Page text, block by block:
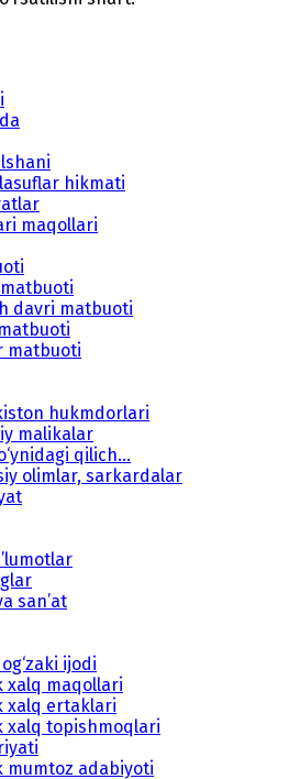
hikmati
maqollari
davri matbuoti
matbuoti
hukmdorlari
malikalar
qilich...
olimlar, sarkardalar
san’at
ijodi
xalq maqollari
xalq ertaklari
xalq topishmoqlari
mumtoz adabiyoti